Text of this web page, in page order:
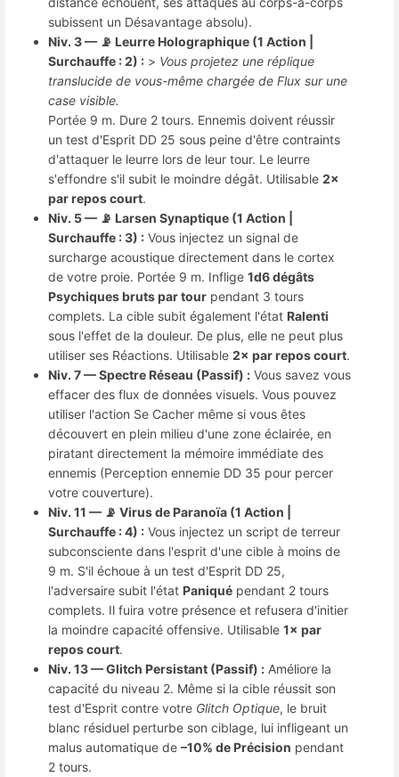
subissent un Désavantage absolu).
Niv. 3 — 📡 Leurre Holographique (1 Action |
Surchauffe : 2) : > Vous projetez une réplique
translucide de vous-même chargée de Flux sur une
case visible.
Portée 9 m. Dure 2 tours. Ennemis doivent réussir
un test d'Esprit DD 25 sous peine d'être contraints
d'attaquer le leurre lors de leur tour. Le leurre
s'effondre s'il subit le moindre dégât. Utilisable 2×
par repos court.
Niv. 5 — 📡 Larsen Synaptique (1 Action |
Surchauffe : 3) : Vous injectez un signal de
surcharge acoustique directement dans le cortex
de votre proie. Portée 9 m. Inflige 1d6 dégâts
Psychiques bruts par tour pendant 3 tours
complets. La cible subit également l'état Ralenti
sous l'effet de la douleur. De plus, elle ne peut plus
utiliser ses Réactions. Utilisable 2× par repos court.
Niv. 7 — Spectre Réseau (Passif) : Vous savez vous
effacer des flux de données visuels. Vous pouvez
utiliser l'action Se Cacher même si vous êtes
découvert en plein milieu d'une zone éclairée, en
piratant directement la mémoire immédiate des
ennemis (Perception ennemie DD 35 pour percer
votre couverture).
Niv. 11 — 📡 Virus de Paranoïa (1 Action |
Surchauffe : 4) : Vous injectez un script de terreur
subconsciente dans l'esprit d'une cible à moins de
9 m. S'il échoue à un test d'Esprit DD 25,
l'adversaire subit l'état Paniqué pendant 2 tours
complets. Il fuira votre présence et refusera d'initier
la moindre capacité offensive. Utilisable 1× par
repos court.
Niv. 13 — Glitch Persistant (Passif) : Améliore la
capacité du niveau 2. Même si la cible réussit son
test d'Esprit contre votre Glitch Optique, le bruit
blanc résiduel perturbe son ciblage, lui infligeant un
malus automatique de –10% de Précision pendant
2 tours.